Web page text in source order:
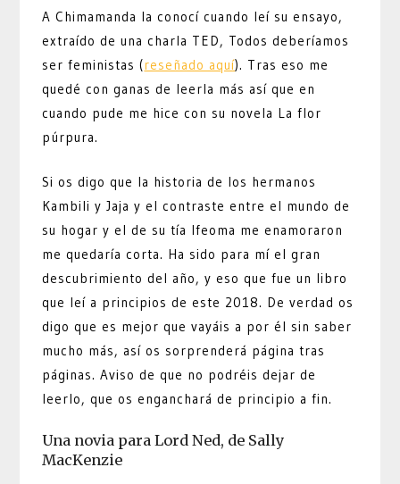
A Chimamanda la conocí cuando leí su ensayo,
extraído de una charla TED, Todos deberíamos
ser feministas (reseñado aquí). Tras eso me
quedé con ganas de leerla más así que en
cuando pude me hice con su novela La flor
púrpura.
Si os digo que la historia de los hermanos
Kambili y Jaja y el contraste entre el mundo de
su hogar y el de su tía Ifeoma me enamoraron
me quedaría corta. Ha sido para mí el gran
descubrimiento del año, y eso que fue un libro
que leí a principios de este 2018. De verdad os
digo que es mejor que vayáis a por él sin saber
mucho más, así os sorprenderá página tras
páginas. Aviso de que no podréis dejar de
leerlo, que os enganchará de principio a fin.
Una novia para Lord Ned, de Sally
MacKenzie